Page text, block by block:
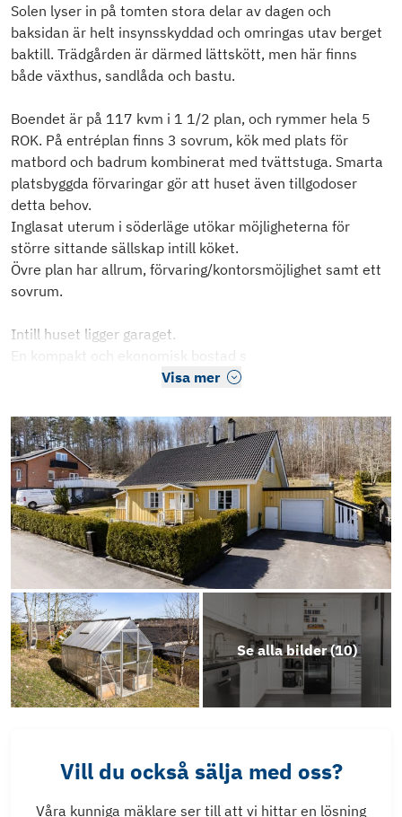
Solen lyser in på tomten stora delar av dagen och
baksidan är helt insynsskyddad och omringas utav berget
baktill. Trädgården är därmed lättskött, men här finns
både växthus, sandlåda och bastu.
Boendet är på 117 kvm i 1 1/2 plan, och rymmer hela 5
ROK. På entréplan finns 3 sovrum, kök med plats för
matbord och badrum kombinerat med tvättstuga. Smarta
platsbyggda förvaringar gör att huset även tillgodoser
detta behov.
Inglasat uterum i söderläge utökar möjligheterna för
större sittande sällskap intill köket.
Övre plan har allrum, förvaring/kontorsmöjlighet samt ett
sovrum.
Intill huset ligger garaget.
En kompakt och ekonomisk bostad s
Visa mer
Se alla bilder (10)
Vill du också sälja med oss?
Våra kunniga mäklare ser till att vi hittar en lösning